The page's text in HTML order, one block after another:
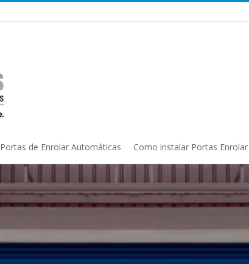
Portas de Enrolar Automáticas Como instalar Portas